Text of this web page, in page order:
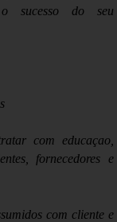
sucesso do seu
com educaçao,
fornecedores e
com cliente e